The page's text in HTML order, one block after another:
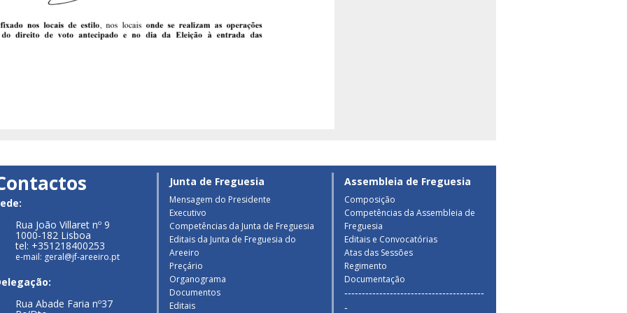
Rua João Villaret nº 9
1000-182 Lisboa
tel: +351218400253
e-mail: geral@jf-areeiro.pt
Rua Abade Faria nº37
Junta de Freguesia
Mensagem do Presidente
Executivo
Competências da Junta de Freguesia
Editais da Junta de Freguesia do
Areeiro
Preçário
Organograma
Documentos
Editais
Assembleia de Freguesia
Composição
Competências da Assembleia de
Freguesia
Editais e Convocatórias
Atas das Sessões
Regimento
Documentação
----------------------------------------
-